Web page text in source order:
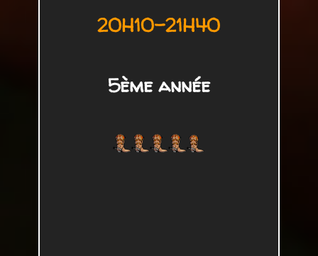
20H10-21H40
5ème année